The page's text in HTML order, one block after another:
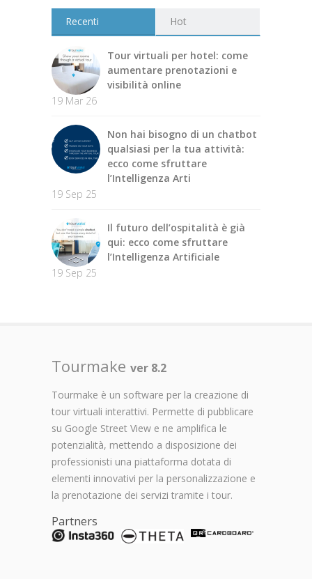
Recenti Hot
Tour virtuali per hotel: come
aumentare prenotazioni e
visibilità online
19 Mar 26
Non hai bisogno di un chatbot
qualsiasi per la tua attività:
ecco come sfruttare
l’Intelligenza Arti
19 Sep 25
Il futuro dell’ospitalità è già
qui: ecco come sfruttare
l’Intelligenza Artificiale
19 Sep 25
Tourmake ver 8.2
Tourmake è un software per la creazione di
tour virtuali interattivi. Permette di pubblicare
su Google Street View e ne amplifica le
potenzialità, mettendo a disposizione dei
professionisti una piattaforma dotata di
elementi innovativi per la personalizzazione e
la prenotazione dei servizi tramite i tour.
Partners